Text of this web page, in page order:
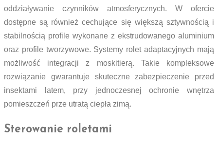
oddziaływanie czynników atmosferycznych. W ofercie
dostępne są również cechujące się większą sztywnością i
stabilnością profile wykonane z ekstrudowanego aluminium
oraz profile tworzywowe. Systemy rolet adaptacyjnych mają
możliwość integracji z moskitierą. Takie kompleksowe
rozwiązanie gwarantuje skuteczne zabezpieczenie przed
insektami latem, przy jednoczesnej ochronie wnętrza
pomieszczeń prze utratą ciepła zimą.
Sterowanie roletami